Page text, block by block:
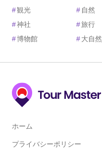
#観光 # 自然
#神社 #旅行
#博物館 #大自然
ホーム
プライバシーポリシー